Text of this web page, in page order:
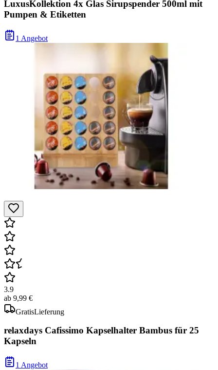
LuxusKollektion 4x Glas Sirupspender 500ml mit
Pumpen & Etiketten
1 Angebot
3.9
ab 9,99 €
GratisLieferung
relaxdays Cafissimo Kapselhalter Bambus für 25
Kapseln
1 Angebot